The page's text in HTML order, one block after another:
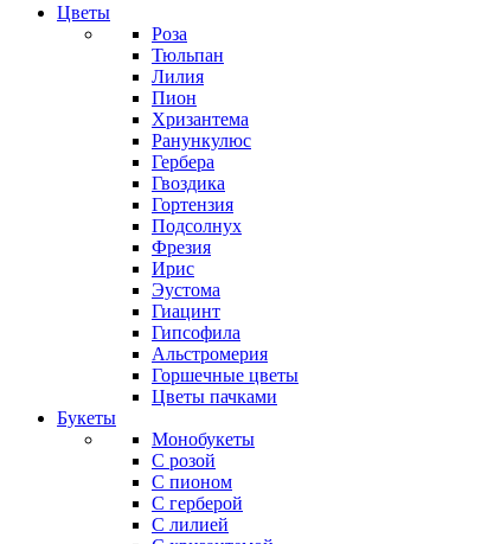
Цветы
Роза
Тюльпан
Лилия
Пион
Хризантема
Ранункулюс
Гербера
Гвоздика
Гортензия
Подсолнух
Фрезия
Ирис
Эустома
Гиацинт
Гипсофила
Альстромерия
Горшечные цветы
Цветы пачками
Букеты
Монобукеты
С розой
С пионом
С герберой
С лилией